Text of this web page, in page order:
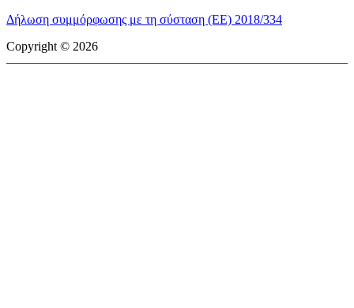
Δήλωση συμμόρφωσης με τη σύσταση (ΕΕ) 2018/334
Copyright © 2026